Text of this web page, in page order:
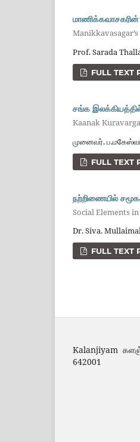
Prof. Sarada
FULL TEXT
சங்க
Kaanak
முனைவர்.
FULL TEXT
நற்றிணையில்
Social Elements
Dr. Siva.
FULL TEXT
Kalanjiyam
642001